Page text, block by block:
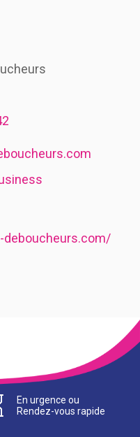
En urgence ou
Rendez-vous rapide